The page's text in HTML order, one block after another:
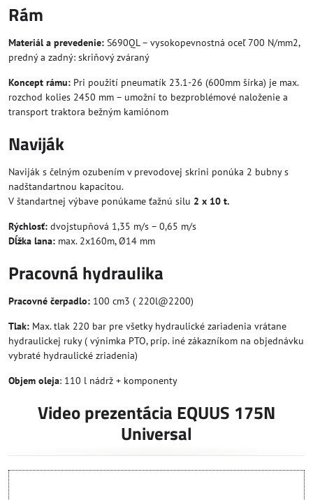
Rám
Materiál a prevedenie: S690QL – vysokopevnostná oceľ 700 N/mm2,
predný a zadný: skriňový zváraný
Koncept rámu: Pri použití pneumatík 23.1-26 (600mm šírka) je max.
rozchod kolies 2450 mm – umožní to bezproblémové naloženie a
transport traktora bežným kamiónom
Naviják
Naviják s čelným ozubením v prevodovej skrini ponúka 2 bubny s
nadštandartnou kapacitou.
V štandartnej výbave ponúkame ťažnú silu 2 x 10 t.
Rýchlosť: dvojstupňová 1,35 m/s – 0,65 m/s
Dĺžka lana: max. 2x160m, Ø14 mm
Pracovná hydraulika
Pracovné čerpadlo: 100 cm3 ( 220l@2200)
Tlak: Max. tlak 220 bar pre všetky hydraulické zariadenia vrátane
hydraulickej ruky ( výnimka PTO, príp. iné zákazníkom na objednávku
vybraté hydraulické zriadenia)
Objem oleja: 110 l nádrž + komponenty
Video prezentácia EQUUS 175N
Universal